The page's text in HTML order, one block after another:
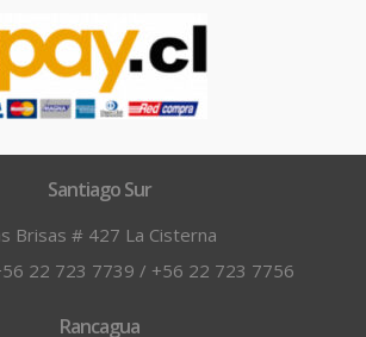
Santiago Sur
Brisas # 427 La Cisterna
22 723 7739 / +56 22 723 7756
Rancagua